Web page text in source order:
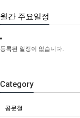
월간 주요일정
등록된 일정이 없습니다.
Category
공문철